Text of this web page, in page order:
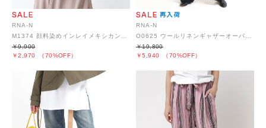
RNA-N
￥2,970 （70%OFF）
￥9,900
RNA-N
￥5,940 （70%OFF）
￥19,800